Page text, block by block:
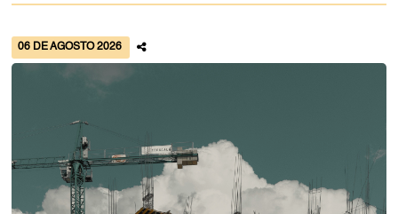
06 DE AGOSTO 2026